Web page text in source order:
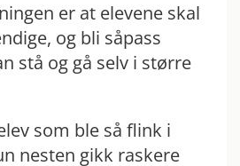
er at elevene skal
og bli såpass
stå og gå selv i større
som ble så flink i
nesten gikk raskere